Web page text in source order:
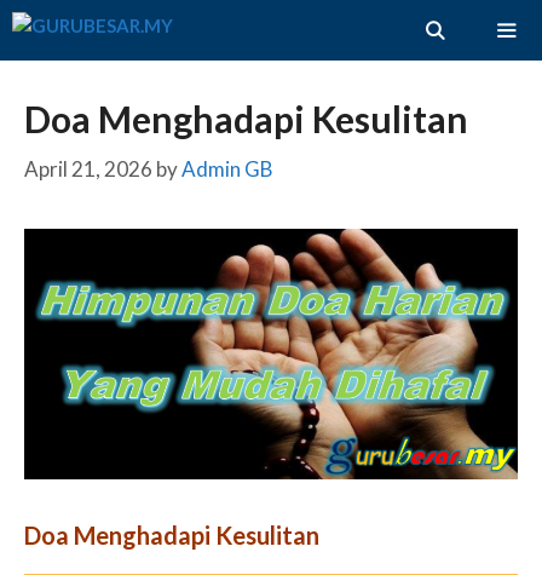
Skip
Doa Menghadapi Kesulitan
April 21, 2026 byAdmin GB
Doa Menghadapi Kesulitan